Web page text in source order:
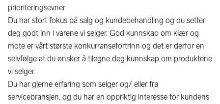
prioriteringsevner
Du har stort fokus på salg og kundebehandling og du setter
deg godt inn i varene vi selger. God kunnskap om klær og
mote er vårt største konkurransefortrinn og det er derfor en
selvfølge at du ønsker å tilegne deg kunnskap om produktene
vi selger
Du har gjerne erfaring som selger og/ eller fra
servicebransjen, og du har en oppriktig interesse for kundens